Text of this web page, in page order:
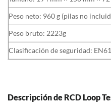
Peso neto: 960 g (pilas no
Peso bruto: 2223g
Clasificación de seguridad:
Descripción de RCD Loop